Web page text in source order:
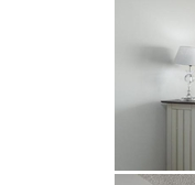
sich dieser
spektakulärem
Gäste können
Grillbereich
einen